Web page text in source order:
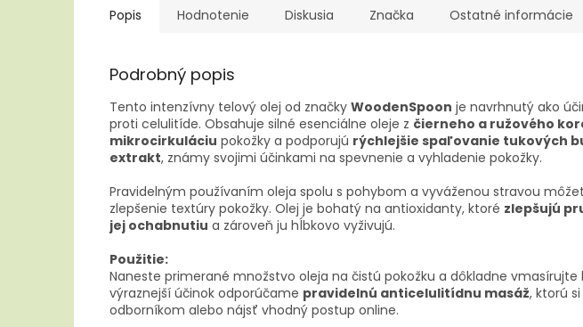
Popis Hodnotenie Diskusia Značka Ostatné informácie
Podrobný popis
Tento intenzívny telový olej od značky WoodenSpoon je navrhnutý ako
proti celulitíde. Obsahuje silné esenciálne oleje z čierneho a ružového
mikrocirkuláciu pokožky a podporujú rýchlejšie spaľovanie tukových
extrakt, známy svojimi účinkami na spevnenie a vyhladenie pokožky.
Pravidelným používaním oleja spolu s pohybom a vyváženou stravou
zlepšenie textúry pokožky. Olej je bohatý na antioxidanty, ktoré zlepšujú
jej ochabnutiu a zároveň ju hĺbkovo vyživujú.
Použitie:
Naneste primerané množstvo oleja na čistú pokožku a dôkladne vmasírujte
výraznejší účinok odporúčame pravidelnú anticelulitídnu masáž, ktorú
odborníkom alebo nájsť vhodný postup online.